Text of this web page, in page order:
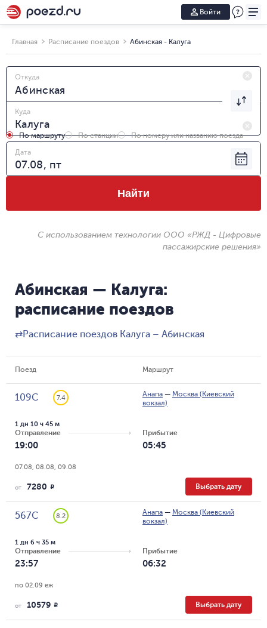
Войти
Главная Расписание поездов Абинская - Калуга
Откуда
Куда
По маршруту По станции
По номеру или названию поезда
Дата
Найти
С использованием технологии ООО «РЖД - Цифровые
пассажирские решения»
Абинская — Калуга:
расписание поездов
⇄Расписание поездов Калуга – Абинская
Поезд Маршрут
109С 7.4 Анапа — Москва (Киевский
вокзал)
Отправление
19:00
1 дн 10 ч 45 м
Прибытие
05:45
07.08, 08.08, 09.08
от 7280 R Выбрать дату
567С 8.2 Анапа — Москва (Киевский
вокзал)
Отправление
23:57
1 дн 6 ч 35 м
Прибытие
06:32
по 02.09 еж
от 10579 R Выбрать дату